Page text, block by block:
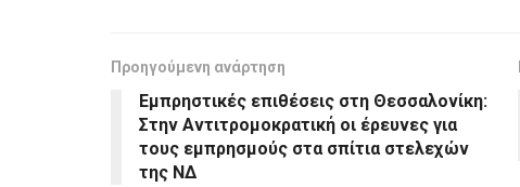
Προηγούμενη ανάρτηση
Εμπρηστικές επιθέσεις στη Θεσσαλονίκη:
Στην Αντιτρομοκρατική οι έρευνες για
τους εμπρησμούς στα σπίτια στελεχών
της ΝΔ